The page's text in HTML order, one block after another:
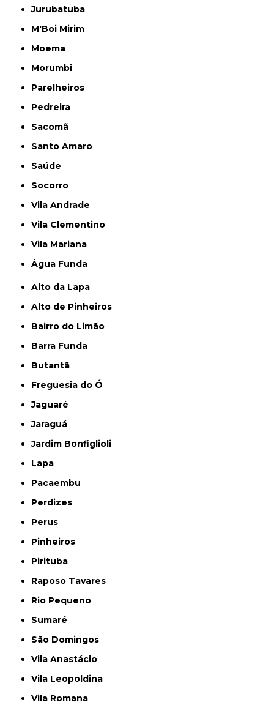
Jurubatuba
M'Boi Mirim
Moema
Morumbi
Parelheiros
Pedreira
Sacomã
Santo Amaro
Saúde
Socorro
Vila Andrade
Vila Clementino
Vila Mariana
Água Funda
Alto da Lapa
Alto de Pinheiros
Bairro do Limão
Barra Funda
Butantã
Freguesia do Ó
Jaguaré
Jaraguá
Jardim Bonfiglioli
Lapa
Pacaembu
Perdizes
Perus
Pinheiros
Pirituba
Raposo Tavares
Rio Pequeno
Sumaré
São Domingos
Vila Anastácio
Vila Leopoldina
Vila Romana